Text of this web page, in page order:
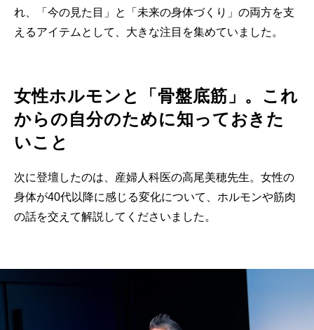
れ、「今の見た目」と「未来の身体づくり」の両方を支
えるアイテムとして、大きな注目を集めていました。
女性ホルモンと「骨盤底筋」。これ
からの自分のために知っておきた
いこと
次に登壇したのは、産婦人科医の高尾美穂先生。女性の
身体が40代以降に感じる変化について、ホルモンや筋肉
の話を交えて解説してくださいました。